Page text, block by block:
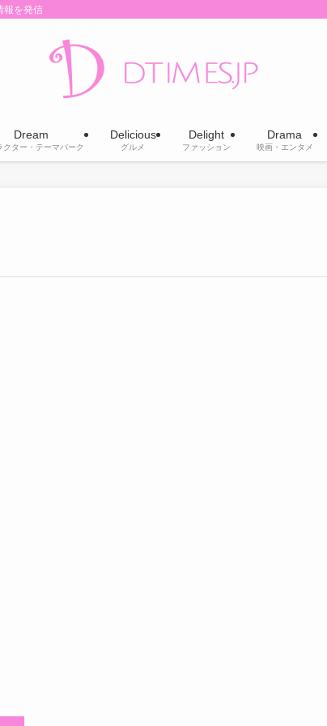
報を発信
Dream
クター・テーマパーク
Delicious
グルメ
Delight
ファッション
Drama
映画・エンタメ